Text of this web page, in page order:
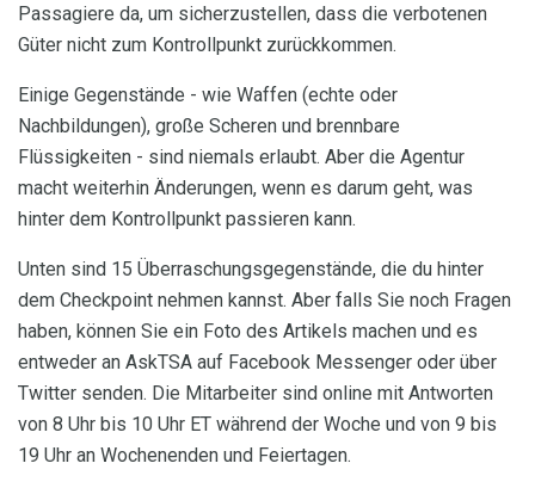
Passagiere da, um sicherzustellen, dass die verbotenen
Güter nicht zum Kontrollpunkt zurückkommen.
Einige Gegenstände - wie Waffen (echte oder
Nachbildungen), große Scheren und brennbare
Flüssigkeiten - sind niemals erlaubt. Aber die Agentur
macht weiterhin Änderungen, wenn es darum geht, was
hinter dem Kontrollpunkt passieren kann.
Unten sind 15 Überraschungsgegenstände, die du hinter
dem Checkpoint nehmen kannst. Aber falls Sie noch Fragen
haben, können Sie ein Foto des Artikels machen und es
entweder an AskTSA auf Facebook Messenger oder über
Twitter senden. Die Mitarbeiter sind online mit Antworten
von 8 Uhr bis 10 Uhr ET während der Woche und von 9 bis
19 Uhr an Wochenenden und Feiertagen.